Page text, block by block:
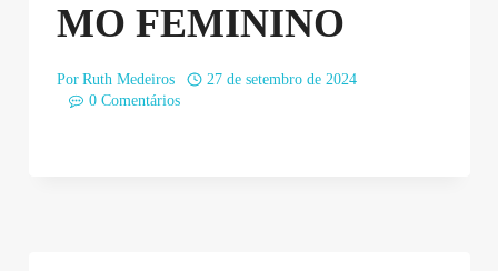
MO FEMININO
Por Ruth Medeiros
27 de setembro de 2024
0 Comentários